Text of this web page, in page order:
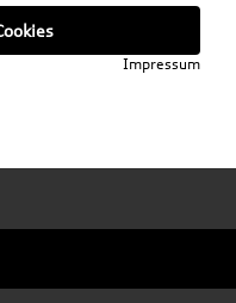
Impressum